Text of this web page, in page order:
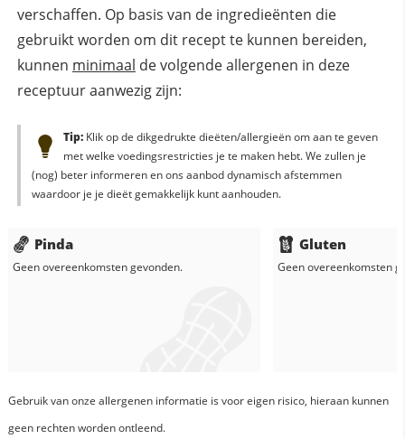
verschaffen. Op basis van de ingredieënten die
gebruikt worden om dit recept te kunnen bereiden,
kunnen minimaal de volgende allergenen in deze
receptuur aanwezig zijn:
Tip:Klik op de dikgedrukte dieëten/allergieën om aan te geven
met welke voedingsrestricties je te maken hebt. We zullen je
(nog) beter informeren en ons aanbod dynamisch afstemmen
waardoor je je dieët gemakkelijk kunt aanhouden.
Pinda
Geen overeenkomsten gevonden.
Gluten
Geen overeenkomsten
Gebruik van onze allergenen informatie is voor eigen risico, hieraan kunnen
geen rechten worden ontleend.